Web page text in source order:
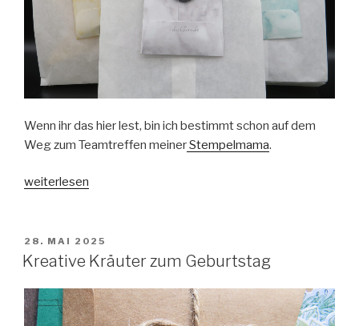
Wenn ihr das hier lest, bin ich bestimmt schon auf dem
Weg zum Teamtreffen meinerStempelmama.
„Swaps
Teamtreffen“
weiterlesen
VERÖFFENTLICHT
AM
28. MAI 2025
Kreative Kräuter zum Geburtstag